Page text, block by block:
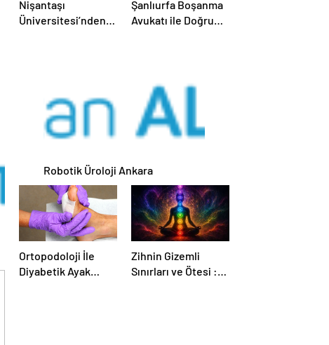
Nişantaşı
Üniversitesi’nden
Şanlıurfa Boşanma
Avukatı ile Doğru
Robotik Üroloji Ankara
Ortopodoloji İle
Diyabetik Ayak
Zihnin Gizemli
Sınırları ve Ötesi :